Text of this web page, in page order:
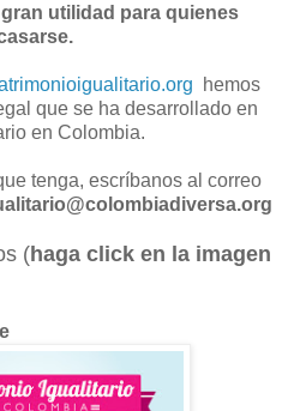
utilidad para quienes
hemos
que se ha desarrollado en
en Colombia.
tenga, escríbanos al correo
(haga click en la imagen